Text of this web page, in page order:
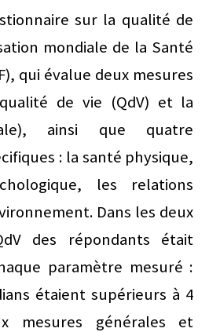
sur la qualité de
mondiale de la Santé
qui évalue deux mesures
de vie (QdV) et la
ainsi que quatre
: la santé physique,
les relations
Dans les deux
des répondants était
paramètre mesuré :
étaient supérieurs à 4
mesures générales et